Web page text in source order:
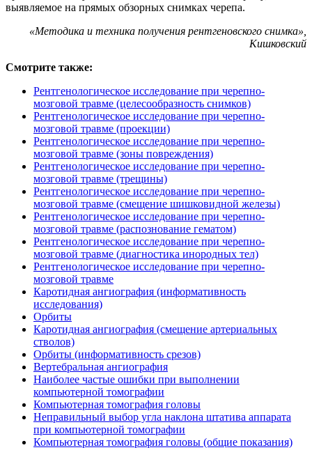
выявляемое на прямых обзорных снимках черепа.
«Методика и техника получения рентгеновского снимка»,
Кишковский
Смотрите также:
Рентгенологическое исследование при черепно-
мозговой травме (целесообразность снимков)
Рентгенологическое исследование при черепно-
мозговой травме (проекции)
Рентгенологическое исследование при черепно-
мозговой травме (зоны повреждения)
Рентгенологическое исследование при черепно-
мозговой травме (трещины)
Рентгенологическое исследование при черепно-
мозговой травме (смещение шишковидной железы)
Рентгенологическое исследование при черепно-
мозговой травме (распознование гематом)
Рентгенологическое исследование при черепно-
мозговой травме (диагностика инородных тел)
Рентгенологическое исследование при черепно-
мозговой травме
Каротидная ангиография (информативность
исследования)
Орбиты
Каротидная ангиография (смещение артериальных
стволов)
Орбиты (информативность срезов)
Вертебральная ангиография
Наиболее частые ошибки при выполнении
компьютерной томографии
Компьютерная томография головы
Неправильный выбор угла наклона штатива аппарата
при компьютерной томографии
Компьютерная томография головы (общие показания)